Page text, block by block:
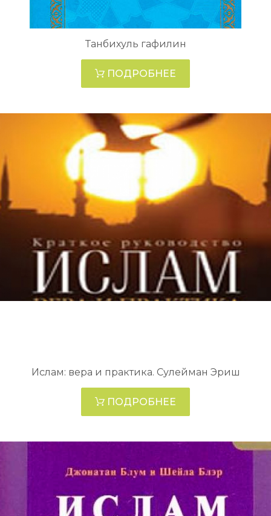
Танбихуль гафилин
ПОДРОБНЕЕ
Ислам: вера и практика. Сулейман Эриш
ПОДРОБНЕЕ